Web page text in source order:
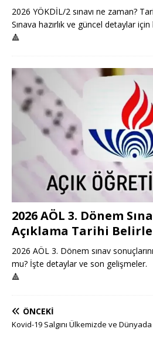
2026 YÖKDİL/2 sınavı ne zaman?
Sınava hazırlık ve güncel detaylar
🔺
2026 AÖL 3. Dönem
Açıklama Tarihi
2026 AÖL 3. Dönem sınav
mu? İşte detaylar ve son gelişmeler.
🔺
ÖNCEKI
Kovid-19 Salgını Ülkemizde ve